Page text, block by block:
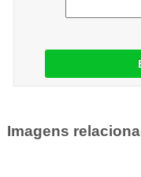
Imagens